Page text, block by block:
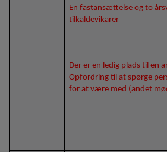
En fastansættelse og to
tilkaldevikarer
Der er en ledig plads til en
Opfordring til at spørge
for at være med (andet